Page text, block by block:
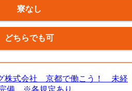
寮なし
どちらでも可